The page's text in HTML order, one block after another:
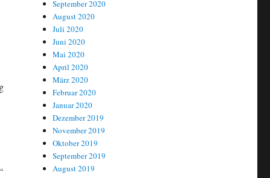
September 2020
August 2020
Juli 2020
Juni 2020
Mai 2020
April 2020
März 2020
Februar 2020
Januar 2020
Dezember 2019
November 2019
Oktober 2019
September 2019
August 2019